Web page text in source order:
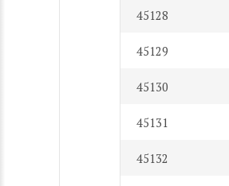
45128
45129
45130
45131
45132